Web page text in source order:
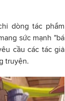
dòng tác phẩm
sức mạnh "bá
cầu các tác giả
truyện.